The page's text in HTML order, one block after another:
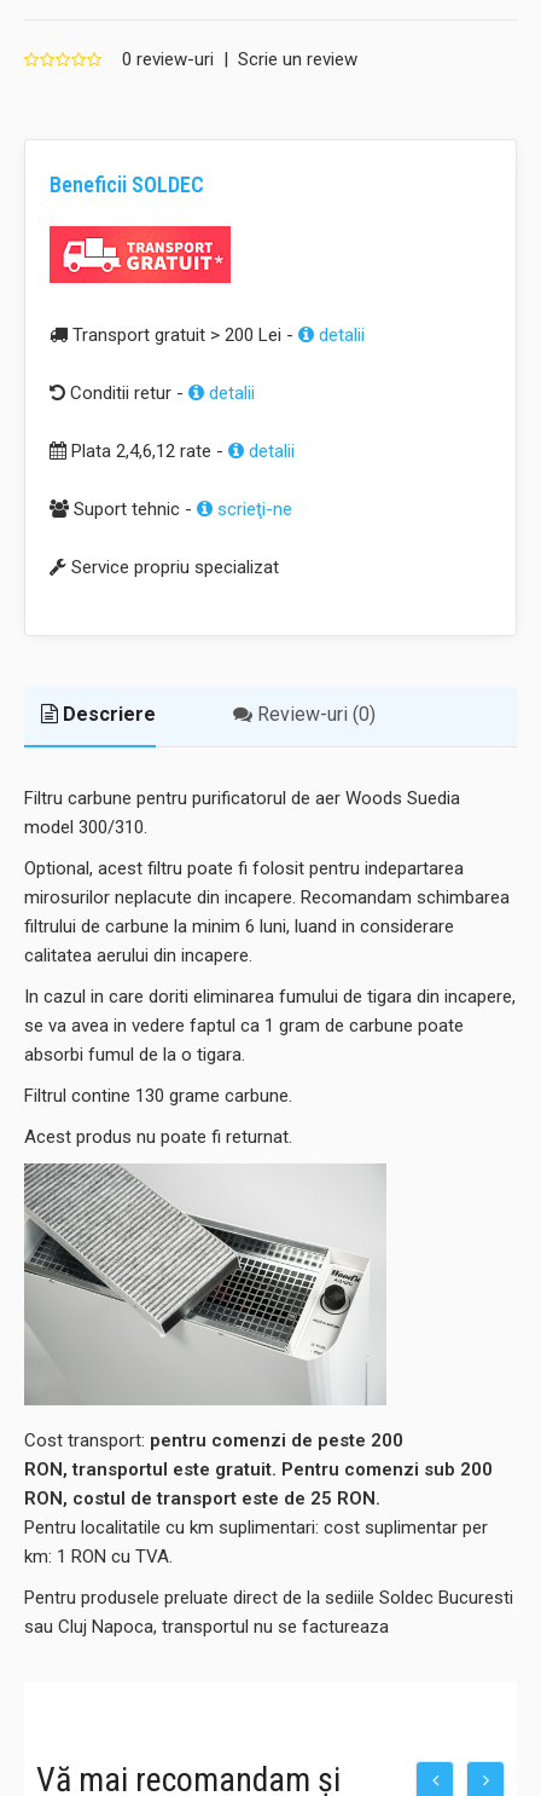
0 review-uri | Scrie un review
Beneficii SOLDEC
Transport gratuit > 200 Lei - detalii
Conditii retur - detalii
Plata 2,4,6,12 rate - detalii
Suport tehnic - scrieţi-ne
Service propriu specializat
Descriere Review-uri (0)
Filtru carbune pentru purificatorul de aer Woods Suedia
model 300/310.
Optional, acest filtru poate fi folosit pentru indepartarea
mirosurilor neplacute din incapere. Recomandam schimbarea
filtrului de carbune la minim 6 luni, luand in considerare
calitatea aerului din incapere.
In cazul in care doriti eliminarea fumului de tigara din incapere,
se va avea in vedere faptul ca 1 gram de carbune poate
absorbi fumul de la o tigara.
Filtrul contine 130 grame carbune.
Acest produs nu poate fi returnat.
Cost transport: pentru comenzi de peste 200
RON, transportul este gratuit. Pentru comenzi sub 200
RON, costul de transport este de 25 RON.
Pentru localitatile cu km suplimentari: cost suplimentar per
km: 1 RON cu TVA.
Pentru produsele preluate direct de la sediile Soldec Bucuresti
sau Cluj Napoca, transportul nu se factureaza
Vă mai recomandam și